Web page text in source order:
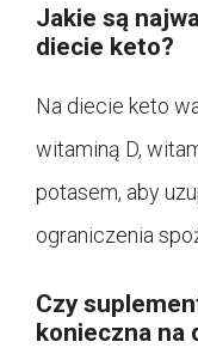
Jakie są
diecie keto?
Na diecie keto
witaminą D,
potasem, aby
ograniczenia
Czy
konieczna na